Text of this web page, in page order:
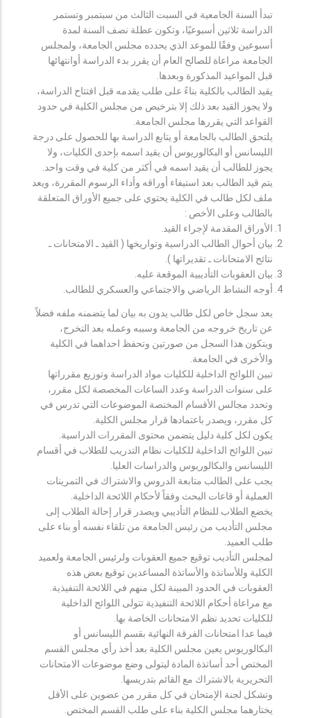
تبدأ السنة الجامعية في السبت الثالث من سبتمبر وتستمر
الدراسة ثلاثين أسبوعيًا، وتكون عطلة نصف السنة لمدة
أسبوعين وفقًا للموعد الذي يحدده مجلس الجامعة، ولمجلس
الجامعة مراعاة للصالح العام أن يقرر بدء الدراسة أوانتهائها
قبل المواعيد المذكورة وبعدها.
يقيد الطالب بالكلية بناءً على طلب يقدمه قبل افتتاح الدراسة،
ولا يجوز القيد بعد ذلك إلا بترخيص من مجلس الكلية في حدود
القواعد التي يقررها مجلس الجامعة.
يلتحق الطالب بالجامعة أو يتابع الدراسة بها للحصول على درجة
الليسانس أو البكالوريوس أن يقيد اسمه بإحدى الكليات، ولا
يجوز للطالب أن يقيد اسمه في أكثر من كلية في وقت واحد.
يتم قيد الطالب بعد استيفاء أوراقه وأداء الرسوم المقررة، ويعد
ملف لكل طالب في الكلية يحتوي على جميع الأوراق المتعلقة
بالطالب وعلى الأخص :
الأوراق المقدمة لإجراء القيد.
بيان أحوال الطالب الدراسية وتواريخها ( القيد ـ الامتحانات ـ
نتائح الامتحانات ـ تقديراتها ).
بيان العقوبات التأديبية الموقعة عليه.
أوجه النشاط الرياضي والاجتماعي والعسكري للطالب.
يعد سجل خاص لكل طالب يدون به بيان لما يتضمنه ملفه فضلاً
عن تاريخ خروجه من الجامعة وسببه وعمله بعد التخرج،
ويتكون هذا السجل من صورتين وتحفظ احداهما في الكلية
والأخرى في الجامعة.
تبين اللوائح الداخلية للكليات مواد الدراسة وتوزيع مقرراتها
على سنوات الدراسة وعدد الساعات المخصصة لكل مقرر،
وتحدد مجالس الأقسام المختصة الموضوعات التي تدرس في
كل مقرر، ويصدر باعتمادها قرار مجلس الكلية.
يكون لكل كلية دليل يتضمن محتوى المقررات الدراسية.
تبين اللوائح الداخلية للكليات نظام التدريب للطلاب في أقسام
الليسانس والبكالوريوس والدراسات العليا.
يجب على الطالب متابعة الدروس والاشتراك في التمرينات
العملية أو قاعات البحث وفقاً لأحكام اللائحة الداخلية.
يخضع الطلاب للنظام التأديبي ويصدر قرار إحالة الطلاب إلى
مجلس التأديب من رئيس الجامعة من تلقاء نفسه أو بناء على
طلب العميد.
لمجلس التأديب توقيع جميع العقوبات ولرئيس الجامعة ولعميد
الكلية وللأساتذة والأساتذة المساعدين توقيع بعض هذه
العقوبات في الحدود المبينة لكل منهم في اللائحة التنفيذية.
مع مراعاة أحكام اللائحة التنفيذية تتولى اللوائح الداخلية
للكليات تحديد نظم الامتحانات الخاصة بها.
فيما عدا امتحانات الفرقة النهائية بقسم الليسانس أو
البكالوريوس يعين مجلس الكلية بعد أخذ رأي مجلس القسم
المختص أحد أساتذة المادة ليتولى وضع موضوعات الامتحانات
التحريرية بالاشتراك مع القائم بتدريسها.
وتشكل لجنة الإمتحان في كل مقرر من عضوين على الأقل
يختارهما مجلس الكلية بناء على طلب القسم المختص.